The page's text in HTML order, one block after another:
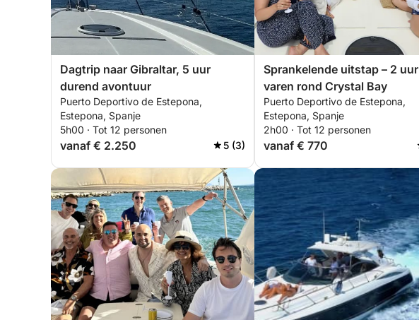
Dagtrip naar Gibraltar, 5 uur
durend avontuur
Puerto Deportivo de Estepona,
Estepona, Spanje
5h00 · Tot 12 personen
vanaf € 2.250 5 (3)
Sprankelende uitstap – 2 uur
varen rond Crystal Bay
Puerto Deportivo de Estepona,
Estepona, Spanje
2h00 · Tot 12 personen
vanaf € 770